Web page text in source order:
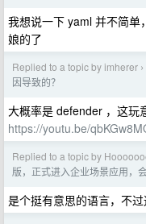
我想说一下 yaml 并不简
娘的了
Replied to a topic by imherer ›
因导致的？
大概率是 defender ，这玩
https://youtu.be/
Replied to a topic by
版，正式进入企业场景应用，
是个挺有意思的语言，不过